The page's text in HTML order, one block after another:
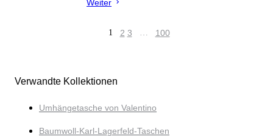
Weiter
1 2 3 … 100
Verwandte Kollektionen
Umhängetasche von Valentino
Baumwoll-Karl-Lagerfeld-Taschen